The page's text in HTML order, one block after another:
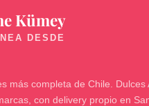
Kümey
más completa de Chile. Dulces
con delivery propio en